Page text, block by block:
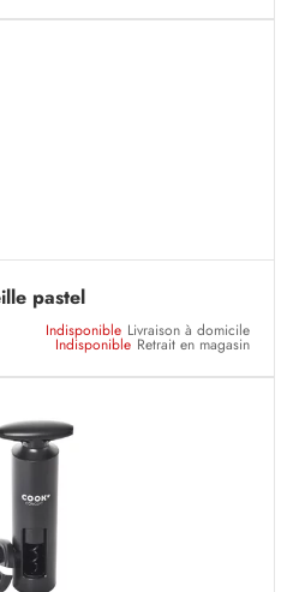
pastel
Indisponible Livraison à domicile
Indisponible Retrait en magasin